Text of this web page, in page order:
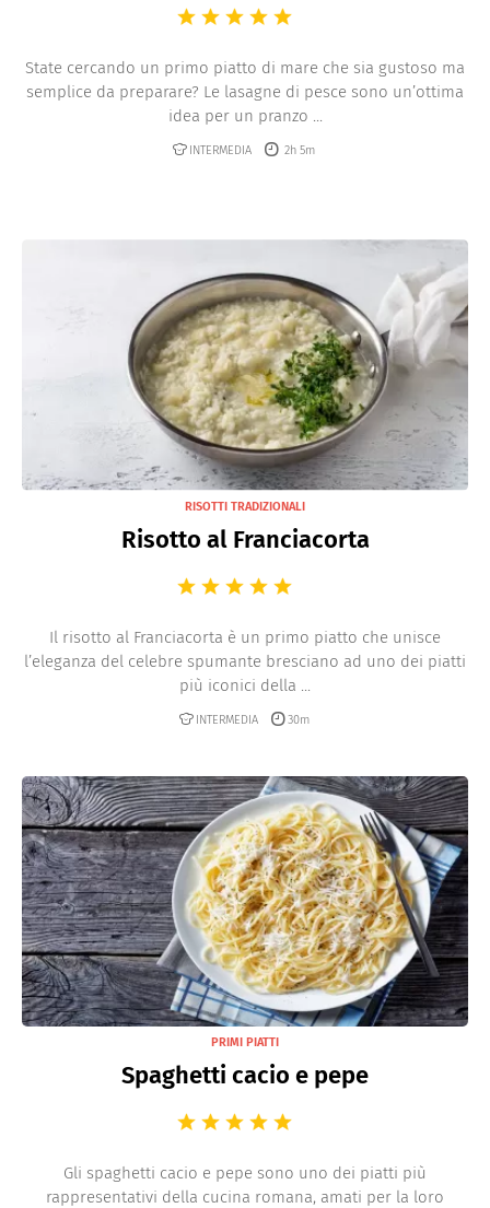
State cercando un primo piatto di mare che sia gustoso ma
semplice da preparare? Le lasagne di pesce sono un’ottima
idea per un pranzo ...
INTERMEDIA 2h 5m
RISOTTI TRADIZIONALI
Risotto al Franciacorta
Il risotto al Franciacorta è un primo piatto che unisce
l’eleganza del celebre spumante bresciano ad uno dei piatti
più iconici della ...
INTERMEDIA 30m
PRIMI PIATTI
Spaghetti cacio e pepe
Gli spaghetti cacio e pepe sono uno dei piatti più
rappresentativi della cucina romana, amati per la loro